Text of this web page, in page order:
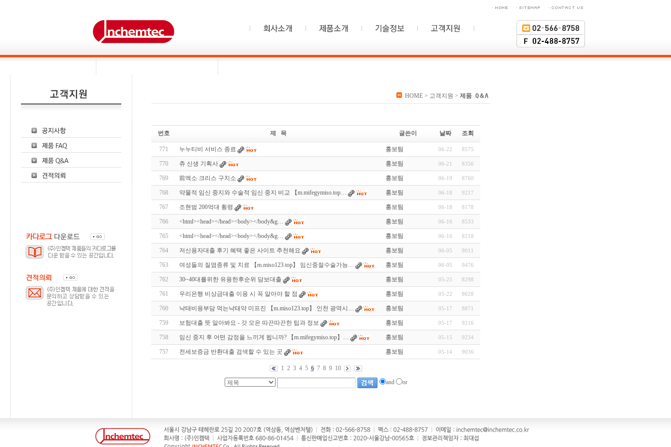
HOME > 고객지원 > 제품 Q＆A
번호 제 목 글쓴이 날짜 조회
771 누누티비 서비스 종료 홍보팀 06-22 8575
770 츄 신생 기획사 홍보팀 06-21 8356
769 前엑소 크리스 구치소 홍보팀 06-19 8760
768 약물적 임신 중지와 수술적 임신 중지 비교 【m.mifegymiso.top… 홍보팀 06-18 9217
767 조현범 200억대 횡령 홍보팀 06-18 8178
766 <html><head></head><body></body&g… 홍보팀 06-16 8533
765 <html><head></head><body></body&g… 홍보팀 06-16 8218
764 저신용자대출 후기 혜택 좋은 사이트 추천해요 홍보팀 06-05 9011
763 여성들의 질염종류 및 치료 【m.miso123.top】 임신중절수술가능… 홍보팀 06-05 9476
762 30~40대를위한 유용한후순위 담보대출 홍보팀 05-25 8298
761 우리은행 비상금대출 이용 시 꼭 알아야 할 점 홍보팀 05-22 8628
760 낙태비용부담 먹는낙태약 미프진 【m.miso123.top】 인천 광역시… 홍보팀 05-17 8871
759 보험대출 뜻 알아봐요 - 갓 모은 따끈따끈한 팁과 정보 홍보팀 05-17 9216
758 임신 중지 후 어떤 감정을 느끼게 됩니까? 【m.mifegymiso.top】… 홍보팀 05-15 9234
757 전세보증금 반환대출 검색할 수 있는 곳 홍보팀 05-14 9036
1 2 3 4 5 6 7 8 9 10
and or